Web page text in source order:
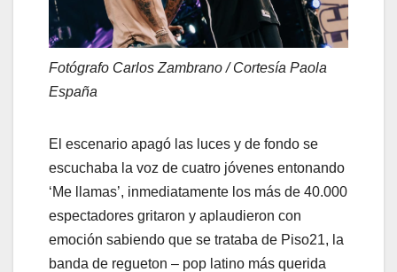
Fotógrafo Carlos Zambrano / Cortesía Paola
España
El escenario apagó las luces y de fondo se
escuchaba la voz de cuatro jóvenes entonando
‘Me llamas’, inmediatamente los más de 40.000
espectadores gritaron y aplaudieron con
emoción sabiendo que se trataba de Piso21, la
banda de regueton – pop latino más querida